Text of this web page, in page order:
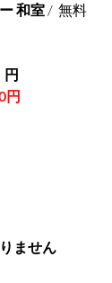
和室 /  無料
円
円
ません